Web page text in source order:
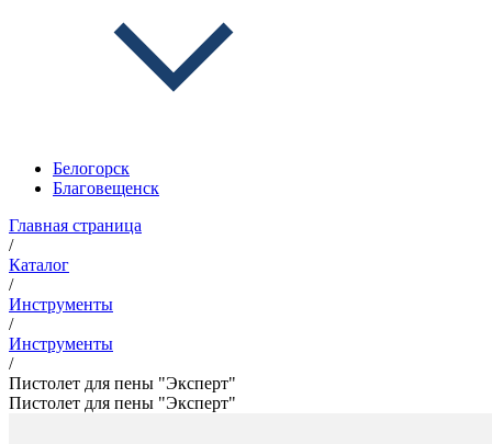
Белогорск
Благовещенск
Главная страница
/
Каталог
/
Инструменты
/
Инструменты
/
Пистолет для пены "Эксперт"
Пистолет для пены "Эксперт"